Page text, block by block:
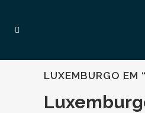
LUXEMBURGO EM